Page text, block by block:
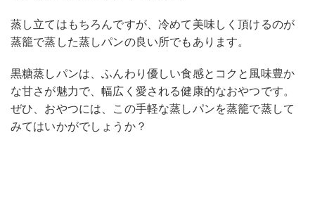
蒸し立てはもちろんですが、冷めて美味しく頂けるのが
蒸籠で蒸した蒸しパンの良い所でもあります。
黒糖蒸しパンは、ふんわり優しい食感とコクと風味豊か
な甘さが魅力で、幅広く愛される健康的なおやつです。
ぜひ、おやつには、この手軽な蒸しパンを蒸籠で蒸して
みてはいかがでしょうか？